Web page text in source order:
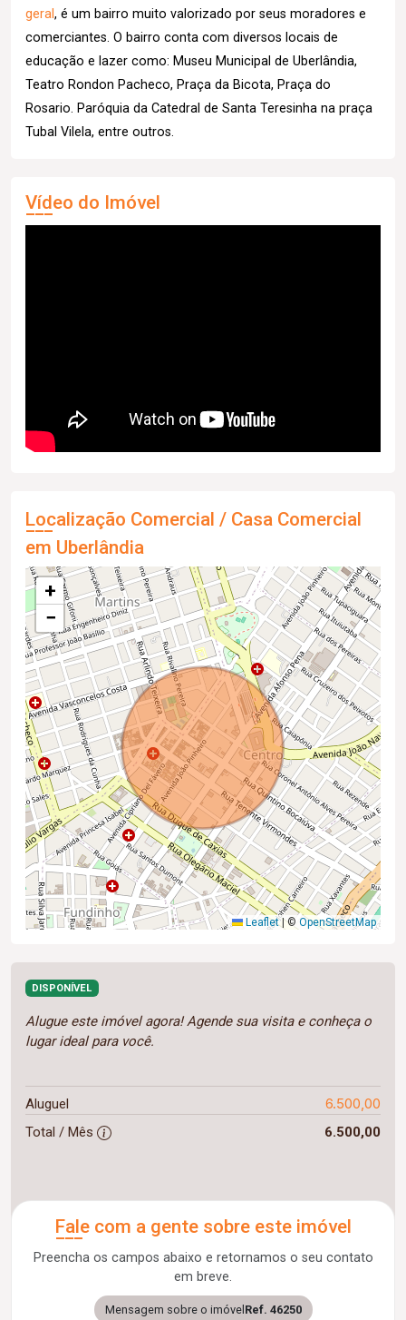
geral, é um bairro muito valorizado por seus moradores e
comerciantes. O bairro conta com diversos locais de
educação e lazer como: Museu Municipal de Uberlândia,
Teatro Rondon Pacheco, Praça da Bicota, Praça do
Rosario. Paróquia da Catedral de Santa Teresinha na praça
Tubal Vilela, entre outros.
Vídeo do Imóvel
Localização Comercial / Casa Comercial
em Uberlândia
+
−
Leaflet |© OpenStreetMap
DISPONÍVEL
Alugue este imóvel agora! Agende sua visita e conheça o
lugar ideal para você.
Aluguel 6.500,00
Total / Mês 6.500,00
Fale com a gente sobre este imóvel
Preencha os campos abaixo e retornamos o seu contato
em breve.
Mensagem sobre o imóvel Ref. 46250